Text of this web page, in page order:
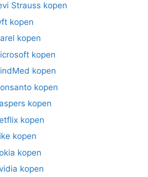
Strauss kopen
kopen
kopen
kopen
kopen
kopen
kopen
kopen
kopen
kopen
kopen